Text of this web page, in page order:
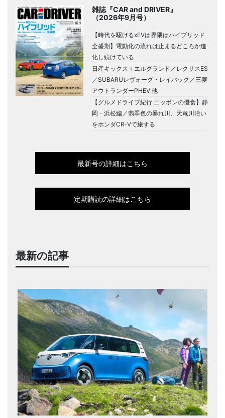
雑誌『CAR and DRIVER』
（2026年9月号）
【時代を駆けるxEVは界隈はハイブリッド
全盛期】電動化の流れは止まるどころか進
化し続けている
日産キックス＋エルグランド／レクサスES
／SUBARUレヴォーグ・レイバック／三菱
アウトランダーPHEV 他
【グルメドライブ紀行 ニッポンの優食】静
岡・浜松編／翡翠色の暴れ川、天竜川沿い
をホンダCR-Vで旅する
最新号の詳細はこちら
定期購読の詳細はこちら
最新の記事